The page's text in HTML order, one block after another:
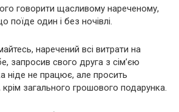
говорити щасливому нареченому,
поїде один і без ночівлі.
наречений всі витрати на
запросив свого друга з сім’єю
ніде не працює, але просить
крім загального грошового подарунка.